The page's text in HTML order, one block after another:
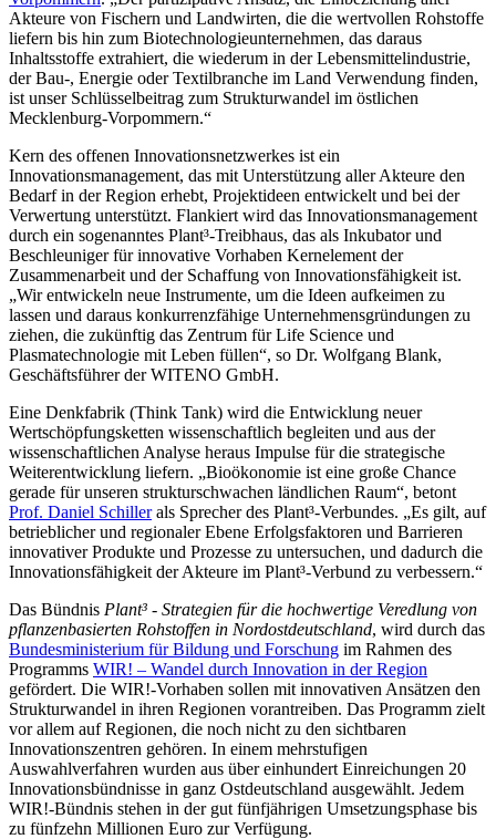
Akteure von Fischern und Landwirten, die die wertvollen Rohstoffe
liefern bis hin zum Biotechnologieunternehmen, das daraus
Inhaltsstoffe extrahiert, die wiederum in der Lebensmittelindustrie,
der Bau-, Energie oder Textilbranche im Land Verwendung finden,
ist unser Schlüsselbeitrag zum Strukturwandel im östlichen
Mecklenburg-Vorpommern.“
Kern des offenen Innovationsnetzwerkes ist ein
Innovationsmanagement, das mit Unterstützung aller Akteure den
Bedarf in der Region erhebt, Projektideen entwickelt und bei der
Verwertung unterstützt. Flankiert wird das Innovationsmanagement
durch ein sogenanntes Plant³-Treibhaus, das als Inkubator und
Beschleuniger für innovative Vorhaben Kernelement der
Zusammenarbeit und der Schaffung von Innovationsfähigkeit ist.
„Wir entwickeln neue Instrumente, um die Ideen aufkeimen zu
lassen und daraus konkurrenzfähige Unternehmensgründungen zu
ziehen, die zukünftig das Zentrum für Life Science und
Plasmatechnologie mit Leben füllen“, so Dr. Wolfgang Blank,
Geschäftsführer der WITENO GmbH.
Eine Denkfabrik (Think Tank) wird die Entwicklung neuer
Wertschöpfungsketten wissenschaftlich begleiten und aus der
wissenschaftlichen Analyse heraus Impulse für die strategische
Weiterentwicklung liefern. „Bioökonomie ist eine große Chance
gerade für unseren strukturschwachen ländlichen Raum“, betont
Prof. Daniel Schillerals Sprecher des Plant³-Verbundes. „Es gilt, auf
betrieblicher und regionaler Ebene Erfolgsfaktoren und Barrieren
innovativer Produkte und Prozesse zu untersuchen, und dadurch die
Innovationsfähigkeit der Akteure im Plant³-Verbund zu verbessern.“
Das Bündnis Plant³ - Strategien für die hochwertige Veredlung von
pflanzenbasierten Rohstoffen in Nordostdeutschland, wird durch das
Bundesministerium für Bildung und Forschung im Rahmen des
Programms WIR! – Wandel durch Innovation in der Region
gefördert. Die WIR!-Vorhaben sollen mit innovativen Ansätzen den
Strukturwandel in ihren Regionen vorantreiben. Das Programm zielt
vor allem auf Regionen, die noch nicht zu den sichtbaren
Innovationszentren gehören. In einem mehrstufigen
Auswahlverfahren wurden aus über einhundert Einreichungen 20
Innovationsbündnisse in ganz Ostdeutschland ausgewählt. Jedem
WIR!-Bündnis stehen in der gut fünfjährigen Umsetzungsphase bis
zu fünfzehn Millionen Euro zur Verfügung.